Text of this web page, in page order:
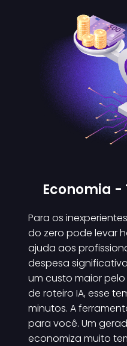
Economia -
Para os
do zero pode levar
ajuda aos
despesa
um custo maior
de roteiro IA, esse
minutos. A
para você. Um
economiza muito